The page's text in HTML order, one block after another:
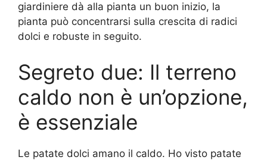
giardiniere dà alla pianta un buon inizio, la
pianta può concentrarsi sulla crescita di radici
dolci e robuste in seguito.
Segreto due: Il terreno
caldo non è un’opzione,
è essenziale
Le patate dolci amano il caldo. Ho visto patate